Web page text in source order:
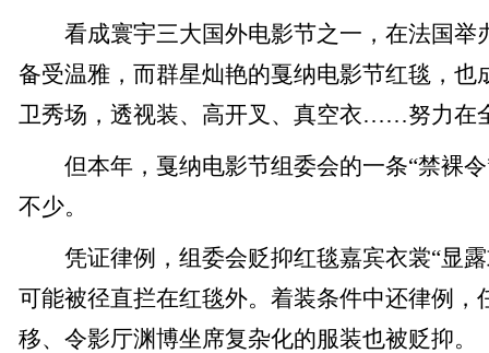
看成寰宇三大国外电影节之一，在法国举
备受温雅，而群星灿艳的戛纳电影节红毯，也
卫秀场，透视装、高开叉、真空衣……努力在
但本年，戛纳电影节组委会的一条“禁裸令
不少。
凭证律例，组委会贬抑红毯嘉宾衣裳“显露
可能被径直拦在红毯外。着装条件中还律例，
移、令影厅渊博坐席复杂化的服装也被贬抑。